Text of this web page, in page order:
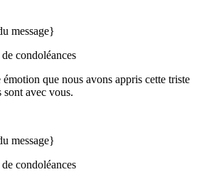
message}
condoléances
émotion que nous avons appris cette triste
sont avec vous.
message}
condoléances